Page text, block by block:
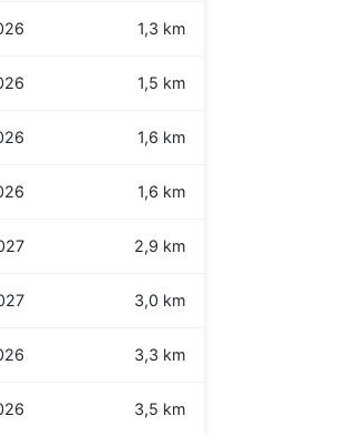
1,3 km
1,5 km
1,6 km
1,6 km
2,9 km
3,0 km
3,3 km
3,5 km